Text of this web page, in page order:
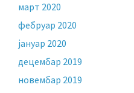
март 2020
фебруар 2020
јануар 2020
децембар 2019
новембар 2019